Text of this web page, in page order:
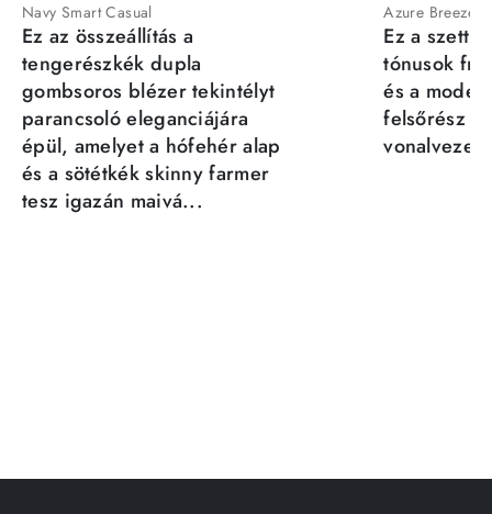
Navy Smart Casual
Ez az összeállítás a
tengerészkék dupla
gombsoros blézer tekintélyt
parancsoló eleganciájára
épül, amelyet a hófehér alap
és a sötétkék skinny farmer
tesz igazán maivá...
Azure Breeze
Ez a szett
tónusok
és a
felsőrész